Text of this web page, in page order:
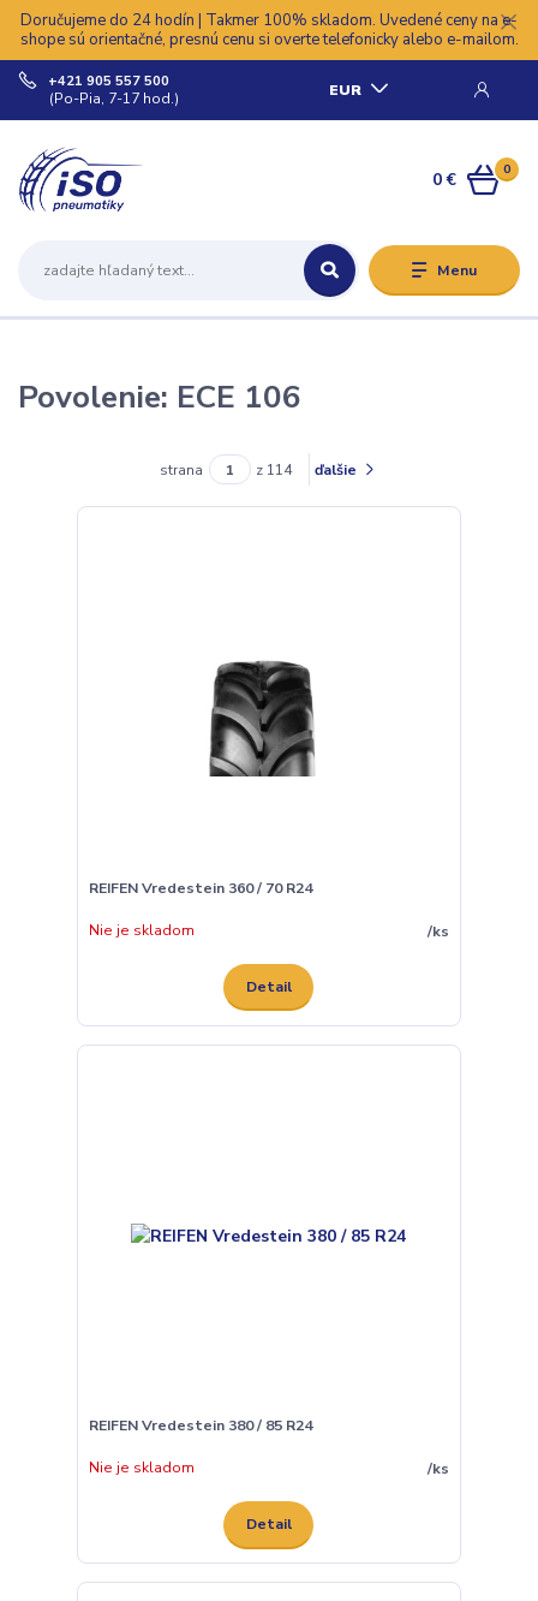
Doručujeme do 24 hodín | Takmer 100% skladom. Uvedené ceny na e-
shope sú orientačné, presnú cenu si overte telefonicky alebo e-mailom.
Menu
EUR
+421 905 557 500
(Po-Pia, 7-17 hod.)
0
0 €
Povolenie: ECE 106
strana z 114 ďalšie
REIFEN Vredestein 360 / 70 R24
/ks
Nie je skladom
Detail
REIFEN Vredestein 380 / 85 R24
/ks
Nie je skladom
Detail